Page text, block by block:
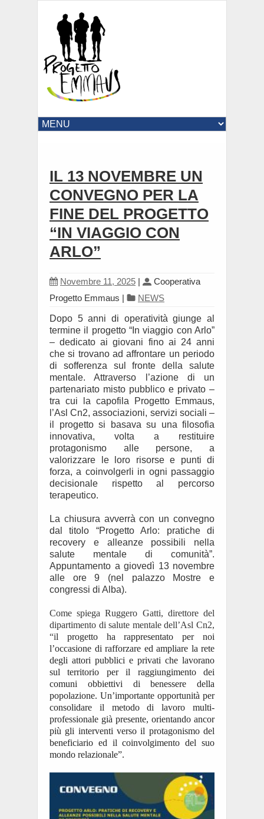
IL 13 NOVEMBRE UN
CONVEGNO PER LA
FINE DEL PROGETTO
“IN VIAGGIO CON
ARLO”
Novembre 11, 2025 |
Cooperativa
Progetto Emmaus | NEWS
Dopo 5 anni di operatività giunge al
termine il progetto “In viaggio con Arlo”
– dedicato ai giovani fino ai 24 anni
che si trovano ad affrontare un periodo
di sofferenza sul fronte della salute
mentale. Attraverso l’azione di un
partenariato misto pubblico e privato –
tra cui la capofila Progetto Emmaus,
l’Asl Cn2, associazioni, servizi sociali –
il progetto si basava su una filosofia
innovativa, volta a restituire
protagonismo alle persone, a
valorizzare le loro risorse e punti di
forza, a coinvolgerli in ogni passaggio
decisionale rispetto al percorso
terapeutico.
La chiusura avverrà con un convegno
dal titolo “Progetto Arlo: pratiche di
recovery e alleanze possibili nella
salute mentale di comunità”.
Appuntamento a giovedì 13 novembre
alle ore 9 (nel palazzo Mostre e
congressi di Alba).
Come spiega Ruggero Gatti, direttore del
dipartimento di salute mentale dell’Asl Cn2,
“il progetto ha rappresentato per noi
l’occasione di rafforzare ed ampliare la rete
degli attori pubblici e privati che lavorano
sul territorio per il raggiungimento dei
comuni obbiettivi di benessere della
popolazione. Un’importante opportunità per
consolidare il metodo di lavoro multi-
professionale già presente, orientando ancor
più gli interventi verso il protagonismo del
beneficiario ed il coinvolgimento del suo
mondo relazionale”.